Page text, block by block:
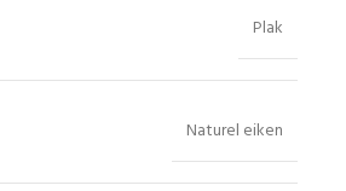
Plak
Naturel eiken